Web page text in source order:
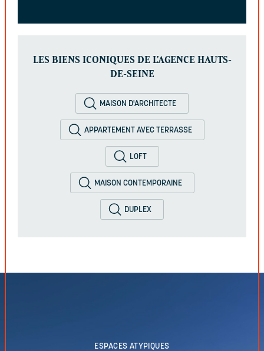
LES BIENS ICONIQUES DE L'AGENCE HAUTS-
DE-SEINE
MAISON D'ARCHITECTE
APPARTEMENT AVEC TERRASSE
LOFT
MAISON CONTEMPORAINE
DUPLEX
ESPACES ATYPIQUES